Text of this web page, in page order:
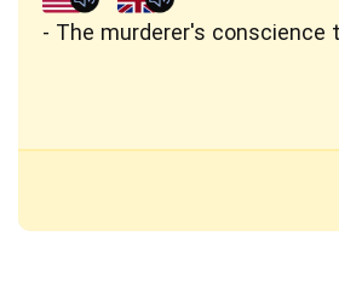
The murderer's conscience